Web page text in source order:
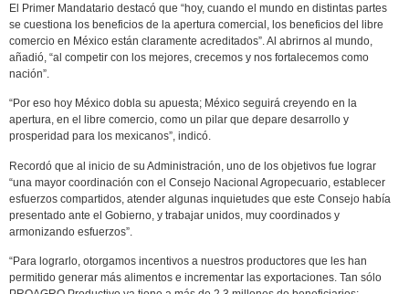
El Primer Mandatario destacó que “hoy, cuando el mundo en distintas partes
se cuestiona los beneficios de la apertura comercial, los beneficios del libre
comercio en México están claramente acreditados”. Al abrirnos al mundo,
añadió, “al competir con los mejores, crecemos y nos fortalecemos como
nación”.
“Por eso hoy México dobla su apuesta; México seguirá creyendo en la
apertura, en el libre comercio, como un pilar que depare desarrollo y
prosperidad para los mexicanos”, indicó.
Recordó que al inicio de su Administración, uno de los objetivos fue lograr
“una mayor coordinación con el Consejo Nacional Agropecuario, establecer
esfuerzos compartidos, atender algunas inquietudes que este Consejo había
presentado ante el Gobierno, y trabajar unidos, muy coordinados y
armonizando esfuerzos”.
“Para lograrlo, otorgamos incentivos a nuestros productores que les han
permitido generar más alimentos e incrementar las exportaciones. Tan sólo